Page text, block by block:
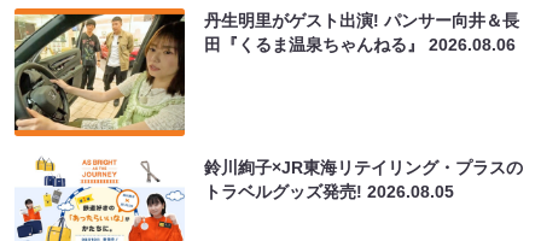
丹生明里がゲスト出演! パンサー向井＆長
田『くるま温泉ちゃんねる』2026.08.06
鈴川絢子×JR東海リテイリング・プラスの
トラベルグッズ発売!2026.08.05